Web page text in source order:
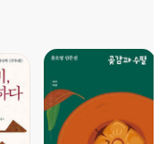
랑했던 사람들
도 호랑이 지도론
, 석주명의 학문, 정인보의